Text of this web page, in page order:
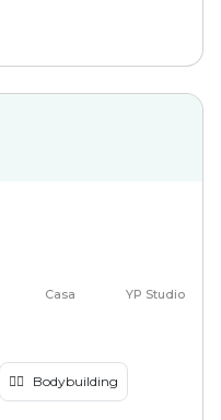
Casa YP Studio
🏋️‍♀️ Bodybuilding